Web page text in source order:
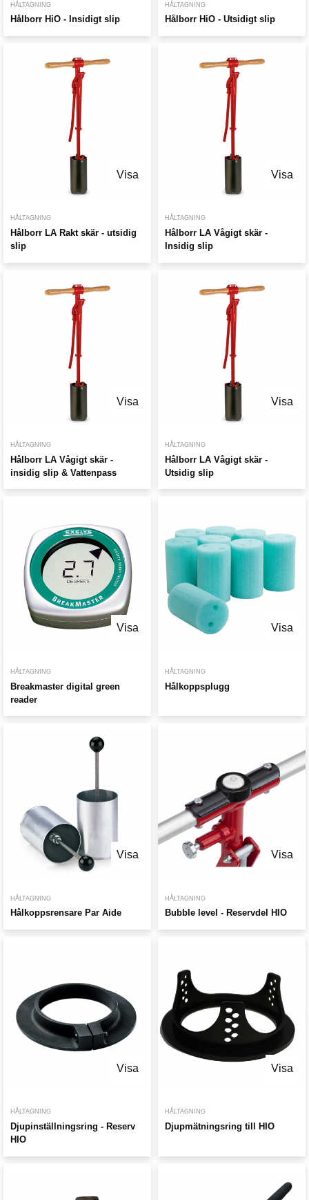
HÅLTAGNING
Hålborr HiO - Insidigt slip
HÅLTAGNING
Hålborr HiO - Utsidigt slip
Visa
HÅLTAGNING
Hålborr LA Rakt skär - utsidig
slip
Visa
HÅLTAGNING
Hålborr LA Vågigt skär -
Insidig slip
Visa
HÅLTAGNING
Hålborr LA Vågigt skär -
insidig slip & Vattenpass
Visa
HÅLTAGNING
Hålborr LA Vågigt skär -
Utsidig slip
Visa
HÅLTAGNING
Breakmaster digital green
reader
Visa
HÅLTAGNING
Hålkoppsplugg
Visa
HÅLTAGNING
Hålkoppsrensare Par Aide
Visa
HÅLTAGNING
Bubble level - Reservdel HIO
Visa
HÅLTAGNING
Djupinställningsring - Reserv
HIO
Visa
HÅLTAGNING
Djupmätningsring till HIO